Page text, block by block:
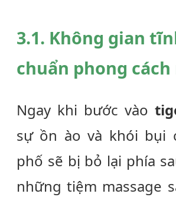
3.1. Không gian
chuẩn phong
Ngay khi bước vào
sự ồn ào và khói bụi
phố sẽ bị bỏ lại phía
những tiệm massage